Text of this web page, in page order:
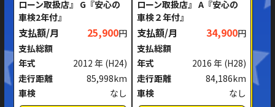
ローン取扱店』 G『安心の
車検2年付』
支払額/月 25,900円
支払総額
年式
2012 年 (H24)
走行距離
85,998km
車検
なし
ローン取扱店』 A『安心の
車検２年付』
支払額/月 34,900円
支払総額
年式
2016 年 (H28)
走行距離
84,186km
車検
なし